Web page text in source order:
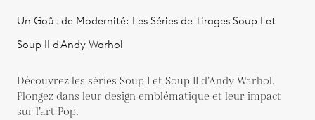
Un Goût de Modernité: Les Séries de Tirages Soup I et
Soup II d'Andy Warhol
Découvrez les séries Soup I et Soup II d’Andy Warhol.
Plongez dans leur design emblématique et leur impact
sur l’art Pop.